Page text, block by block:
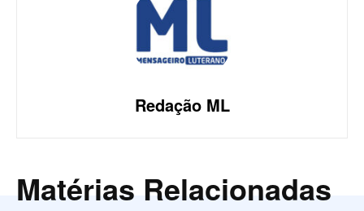
Redação ML
Matérias Relacionadas